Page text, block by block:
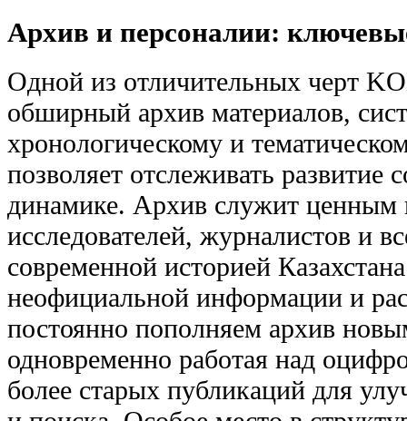
Архив и персоналии:
Одной из отличительных черт
обширный архив материалов,
хронологическому и
позволяет отслеживать развитие
динамике. Архив служит ценным
исследователей, журналистов и
современной историей
неофициальной информации и
постоянно пополняем архив
одновременно работая над
более старых публикаций для